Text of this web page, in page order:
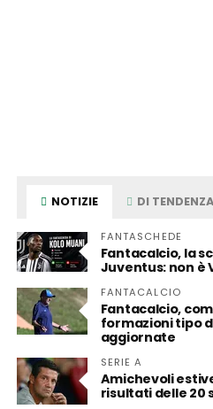
NOTIZIE DI TENDENZA
FANTASCHEDE
Fantacalcio, la
Juventus: non è
FANTACALCIO
Fantacalcio,
formazioni tipo
aggiornate
SERIE A
Amichevoli
risultati delle 20